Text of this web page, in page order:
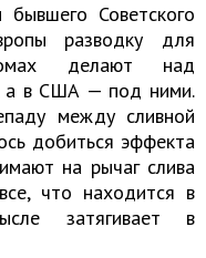
бывшего Советского
разводку для
делают над
а в США — под ними.
между сливной
добиться эффекта
на рычаг слива
что находится в
затягивает в